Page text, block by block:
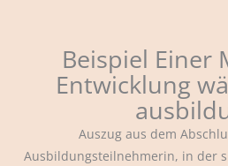
Beispiel Einer
Entwicklung
Auszug aus dem
Ausbildungsteilnehmerin, in der